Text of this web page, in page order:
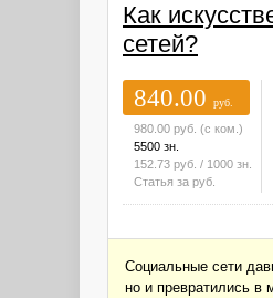
Как
сетей?
840.00
руб.
980.00 руб. (с ком.)
5500 зн.
152.73 руб. / 1000 зн.
Статья за руб.
Социальные сети
но и превратились в